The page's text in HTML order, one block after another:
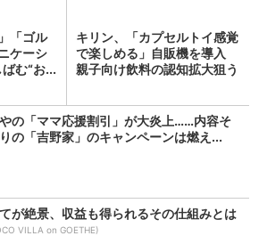
「ゴル
ケーシ
む“お...
キリン、「カプセルトイ感覚
で楽しめる」自販機を導入
親子向け飲料の認知拡大狙う
の「ママ応援割引」が大炎上……内容そ
の「吉野家」のキャンペーンは燃え...
が絶景、収益も得られるその仕組みとは
VILLA on GOETHE)